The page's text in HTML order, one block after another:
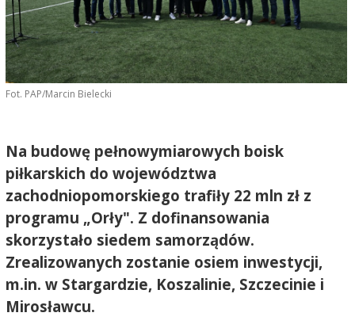
Fot. PAP/Marcin Bielecki
Na budowę pełnowymiarowych boisk
piłkarskich do województwa
zachodniopomorskiego trafiły 22 mln zł z
programu „Orły". Z dofinansowania
skorzystało siedem samorządów.
Zrealizowanych zostanie osiem inwestycji,
m.in. w Stargardzie, Koszalinie, Szczecinie i
Mirosławcu.